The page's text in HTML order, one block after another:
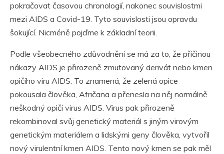
pokračovat časovou chronologií, nakonec souvislostmi
mezi AIDS a Covid-19. Tyto souvislosti jsou opravdu
šokující. Nicméně pojďme k základní teorii.
Podle všeobecného zdůvodnění se má za to, že příčinou
nákazy AIDS je přirozeně zmutovaný derivát nebo kmen
opičího viru AIDS. To znamená, že zelená opice
pokousala člověka, Afričana a přenesla na něj normálně
neškodný opičí virus AIDS. Virus pak přirozeně
rekombinoval svůj genetický materiál s jiným virovým
genetickým materiálem a lidskými geny člověka, vytvořil
nový virulentní kmen AIDS. Tento nový kmen se pak měl